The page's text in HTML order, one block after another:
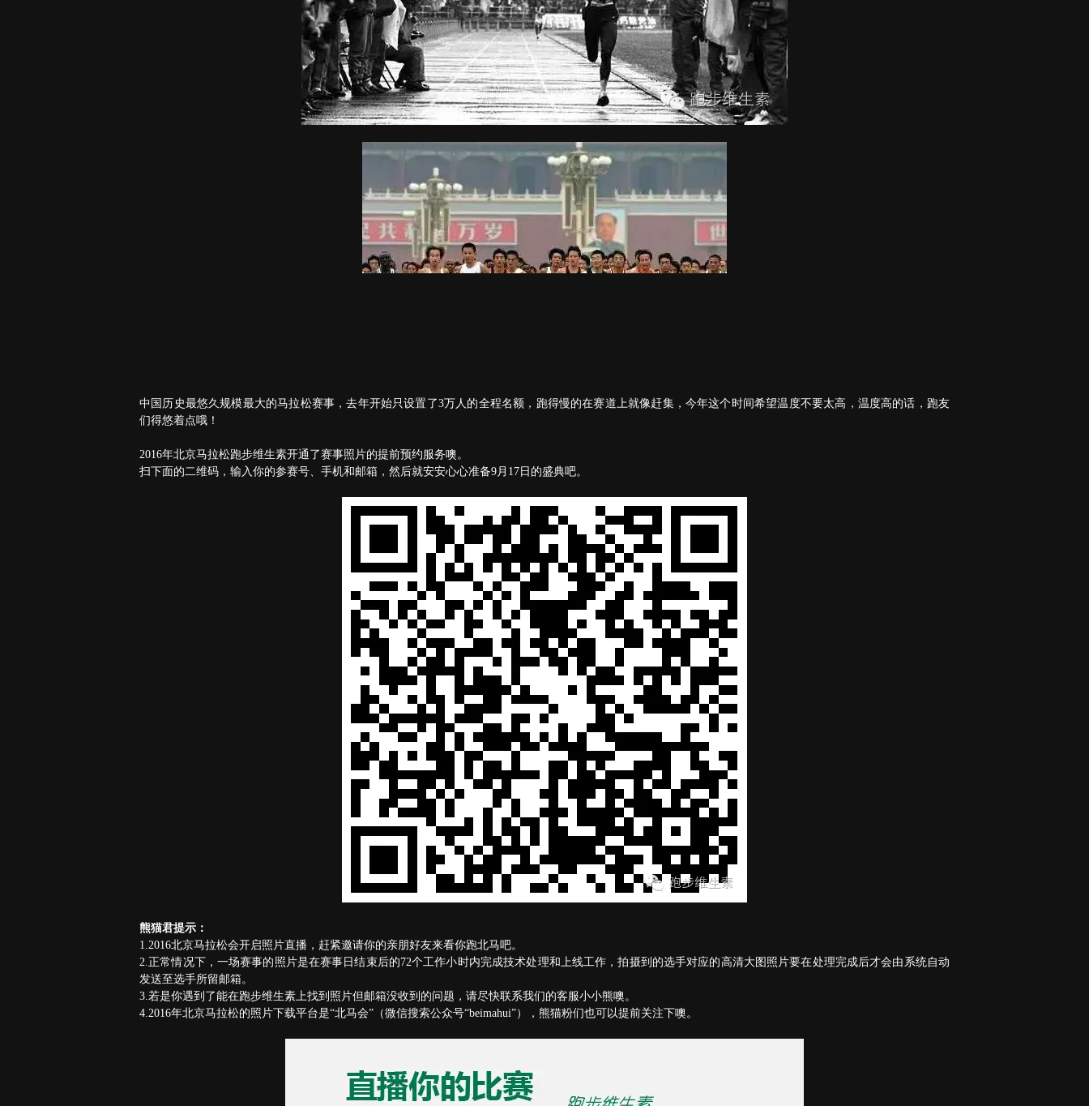
中国历史最悠久规模最大的马拉松赛事，去年开始只设置了3万人的全程名额，跑得慢的在赛道上就像赶集，今年这个时间希望温度不要太高，温度高的话，跑友
们得悠着点哦！
2016年北京马拉松跑步维生素开通了赛事照片的提前预约服务噢。
扫下面的二维码，输入你的参赛号、手机和邮箱，然后就安安心心准备9月17日的盛典吧。
熊猫君提示：
1.2016北京马拉松会开启照片直播，赶紧邀请你的亲朋好友来看你跑北马吧。
2.正常情况下，一场赛事的照片是在赛事日结束后的72个工作小时内完成技术处理和上线工作，拍摄到的选手对应的高清大图照片要在处理完成后才会由系统自动
发送至选手所留邮箱。
3.若是你遇到了能在跑步维生素上找到照片但邮箱没收到的问题，请尽快联系我们的客服小小熊噢。
4.2016年北京马拉松的照片下载平台是“北马会”（微信搜索公众号“beimahui”），熊猫粉们也可以提前关注下噢。